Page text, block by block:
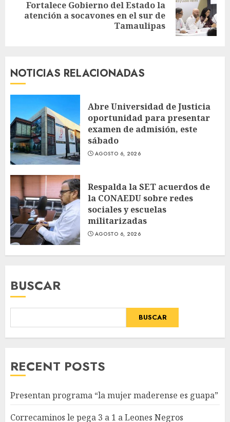
Siguiente
Fortalece Gobierno del Estado la
atención a socavones en el sur de
Tamaulipas
NOTICIAS RELACIONADAS
Abre Universidad de Justicia
oportunidad para presentar
examen de admisión, este
sábado
AGOSTO 6, 2026
Respalda la SET acuerdos de
la CONAEDU sobre redes
sociales y escuelas
militarizadas
AGOSTO 6, 2026
BUSCAR
BUSCAR
RECENT POSTS
Presentan programa “la mujer maderense es guapa”
Correcaminos le pega 3 a 1 a Leones Negros